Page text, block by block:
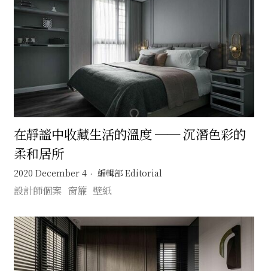
在靜謐中收藏生活的溫度 ── 沉潛色彩的
柔和居所
2020 December 4 編輯部 Editorial
設計師個案 窗簾 壁紙